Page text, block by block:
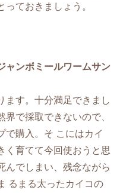
ておきましょう。
ャンボミールワームサン
ます。十分満足できまし
で採取できないので、
で購入。そ こにはカイ
く育てて今回使おうと思
んでしまい、残念ながら
るまる太ったカイコの